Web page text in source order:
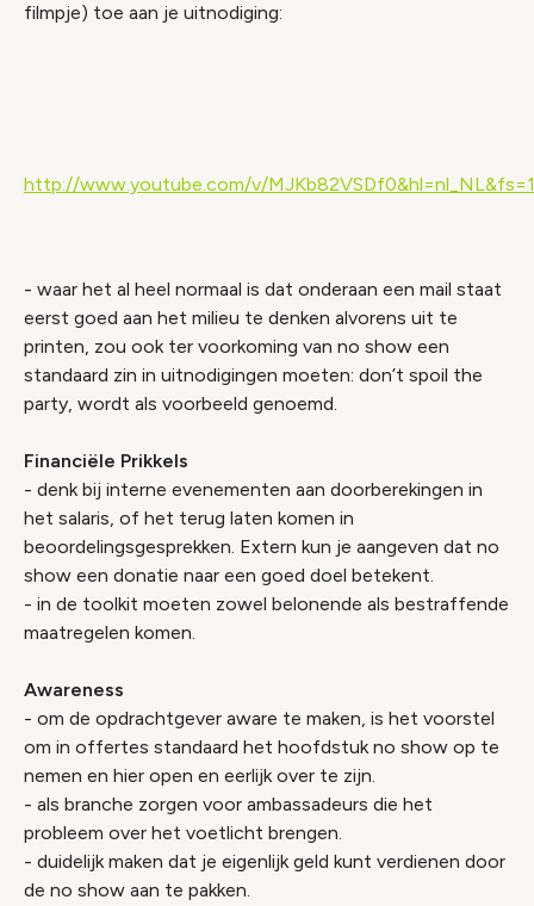
filmpje) toe aan je uitnodiging:
http://www.youtube.com/v/MJKb82VSDf0&hl=nl_NL&fs=1
- waar het al heel normaal is dat onderaan een mail staat
eerst goed aan het milieu te denken alvorens uit te
printen, zou ook ter voorkoming van no show een
standaard zin in uitnodigingen moeten: don’t spoil the
party, wordt als voorbeeld genoemd.
Financiële Prikkels
- denk bij interne evenementen aan doorberekingen in
het salaris, of het terug laten komen in
beoordelingsgesprekken. Extern kun je aangeven dat no
show een donatie naar een goed doel betekent.
- in de toolkit moeten zowel belonende als bestraffende
maatregelen komen.
Awareness
- om de opdrachtgever aware te maken, is het voorstel
om in offertes standaard het hoofdstuk no show op te
nemen en hier open en eerlijk over te zijn.
- als branche zorgen voor ambassadeurs die het
probleem over het voetlicht brengen.
- duidelijk maken dat je eigenlijk geld kunt verdienen door
de no show aan te pakken.